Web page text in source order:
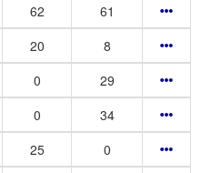
62
61
20
8
0
29
0
34
25
0